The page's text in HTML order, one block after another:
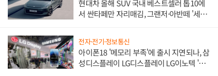
현대차 올해 SUV 국내 베스트셀러 톱10에
서 싼타페만 자리매김, 그랜저·아반떼 '세단
전자·전기·정보통신
아이폰18 '메모리 부족'에 출시 지연되나, 삼
성디스플레이 LG디스플레이 LG이노텍 '탈